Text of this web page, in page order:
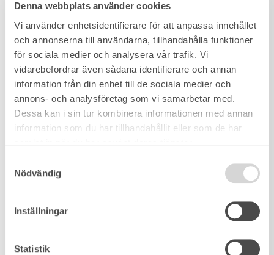
Denna webbplats använder cookies
Vi använder enhetsidentifierare för att anpassa innehållet
och annonserna till användarna, tillhandahålla funktioner
för sociala medier och analysera vår trafik. Vi
vidarebefordrar även sådana identifierare och annan
information från din enhet till de sociala medier och
annons- och analysföretag som vi samarbetar med.
Dessa kan i sin tur kombinera informationen med annan
information som du har tillhandahållit eller som de har
Nödvändig
Inställningar
Statistik